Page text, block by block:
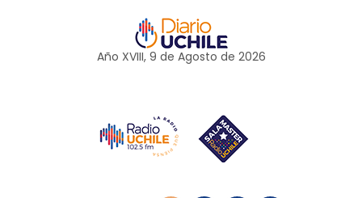
Año XVIII, 9 de Agosto de 2026